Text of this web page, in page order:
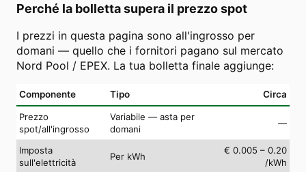
Perché la bolletta supera il prezzo spot
I prezzi in questa pagina sono all'ingrosso per
domani — quello che i fornitori pagano sul mercato
Nord Pool / EPEX. La tua bolletta finale aggiunge:
Componente Tipo Circa
Prezzo
spot/all'ingrosso
Variabile — asta per
domani
—
Imposta
sull'elettricità
Per kWh
€ 0.005 – 0.20
/kWh